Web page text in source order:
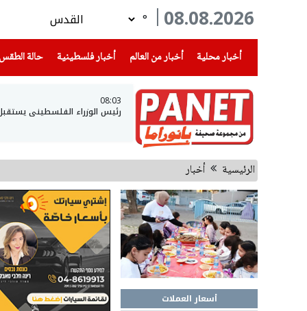
08.08.2026
°
أخبار محلية
(current) أخبار من العالم أخبار فلسطينية(current) حالة الطقس
08:03
رئيس الوزراء الفلسطيني
الرئيسية أخبار
أسعار العملات